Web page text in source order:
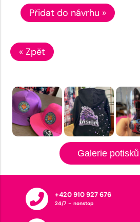
Přidat do návrhu »
« Zpět
Galerie potisků
+420 910 927 676
24/7 - nonstop